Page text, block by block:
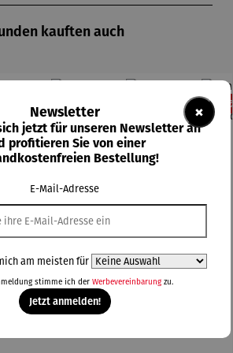
kauften auch
11% gespart Rabatt
×
Newsletter
jetzt für unseren Newsletter an
profitieren Sie von einer
Bestellung!
E-Mail-Adresse
am meisten für
stimme ich der Werbevereinbarungzu.
Jetzt anmelden!